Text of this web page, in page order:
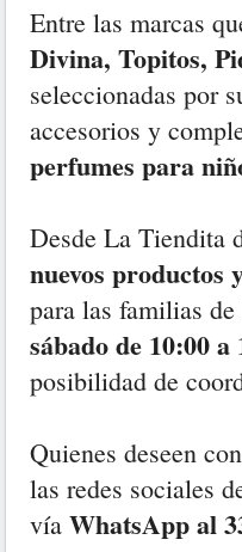
Entre las marcas
Divina, Topitos,
seleccionadas por
accesorios y
perfumes para
Desde La Tiendita
nuevos productos
para las familias
sábado de 10:00
posibilidad de
Quienes deseen
las redes sociales
vía WhatsApp al